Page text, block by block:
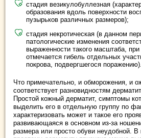
стадия везикулобуллезная
образования вдоль поверхности
пузырьков различных размеров);
стадия некротическая (в данном
патологические изменения
выраженности такого масштаба, при
отмечается гибель отдельных
покрова, подвергшегося поражению).
Что примечательно, и обморожения, и
соответствует разновидностям
Простой кожный дерматит, симптомы
выделить его в отдельную группу по
характеризовать может и такое его
развивающаяся в основном из-за
размера или просто обуви неудобной. В